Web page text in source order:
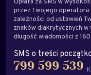
przez Twojego operatora
zależności od ustawień
znaków diakrytycznych
długość wiadomości z
SMS o treści
799 599 539